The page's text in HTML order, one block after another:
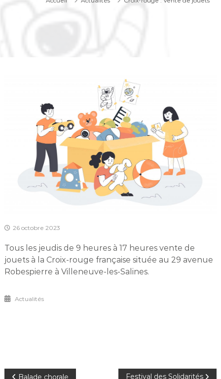
26 octobre 2023
Tous les jeudis de 9 heures à 17 heures vente de
jouets à la Croix-rouge française située au 29 avenue
Robespierre à Villeneuve-les-Salines.
Actualités
Balade chorale Festival des Solidarités